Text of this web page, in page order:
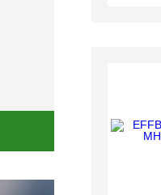
机MC230P3T 20- B参数